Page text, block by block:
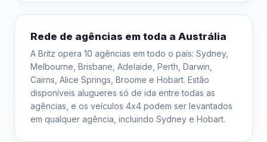
Rede de agências em toda a Austrália
A Britz opera 10 agências em todo o país: Sydney,
Melbourne, Brisbane, Adelaide, Perth, Darwin,
Cairns, Alice Springs, Broome e Hobart. Estão
disponíveis alugueres só de ida entre todas as
agências, e os veículos 4x4 podem ser levantados
em qualquer agência, incluindo Sydney e Hobart.